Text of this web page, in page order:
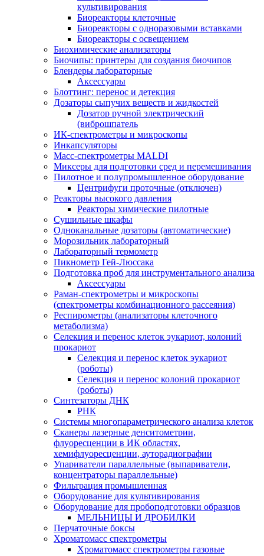
культивирования
Биореакторы клеточные
Биореакторы с одноразовыми вставками
Биореакторы с освещением
Биохимические анализаторы
Биочипы: принтеры для создания биочипов
Блендеры лабораторные
Аксессуары
Блоттинг: перенос и детекция
Дозаторы сыпучих веществ и жидкостей
Дозатор ручной электрический
(виброшпатель
ИК-спектрометры и микроскопы
Инкапсуляторы
Масс-спектрометры MALDI
Миксеры для подготовки сред и перемешивания
Пилотное и полупромышленное оборудование
Центрифуги проточные (отключен)
Реакторы высокого давления
Реакторы химические пилотные
Сушильные шкафы
Одноканальные дозаторы (автоматические)
Морозильник лабораторный
Лабораторный термометр
Пикнометр Гей-Люссака
Подготовка проб для инструментального анализа
Аксессуары
Раман-спектрометры и микроскопы
(спектрометры комбинационного рассеяния)
Респирометры (анализаторы клеточного
метаболизма)
Селекция и перенос клеток эукариот, колоний
прокариот
Селекция и перенос клеток эукариот
(роботы)
Селекция и перенос колоний прокариот
(роботы)
Синтезаторы ДНК
РНК
Системы многопараметрического анализа клеток
Сканеры лазерные денситометрии,
флуоресценции в ИК областях,
хемифлуоресценции, ауторадиографии
Упариватели параллельные (выпариватели,
концентраторы параллельные)
Фильтрация промышленная
Оборудование для культивирования
Оборудование для пробоподготовки образцов
МЕЛЬНИЦЫ И ДРОБИЛКИ
Перчаточные боксы
Хроматомасс спектрометры
Хроматомасс спектрометры газовые